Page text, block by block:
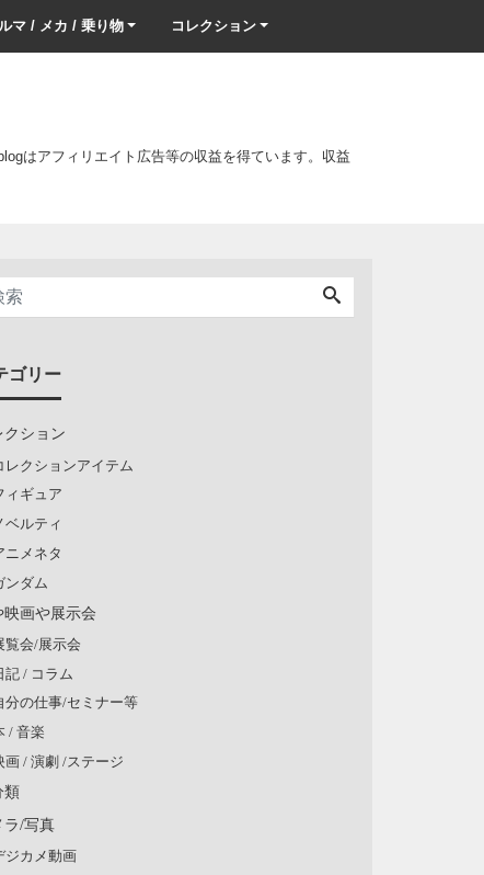
マ / メカ / 乗り物 コレクション
はアフィリエイト広告等の収益を得ています。収益
ゴリー
クション
レクションアイテム
ィギュア
ベルティ
ニメネタ
ンダム
映画や展示会
覧会/展示会
記 / コラム
分の仕事/セミナー等
/ 音楽
画 / 演劇 /ステージ
類
ラ/写真
ジカメ動画